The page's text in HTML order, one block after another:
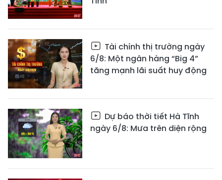
Tài chính thị trường ngày
6/8: Một ngân hàng “Big 4”
tăng mạnh lãi suất huy động
Dự báo thời tiết Hà Tĩnh
ngày 6/8: Mưa trên diện rộng